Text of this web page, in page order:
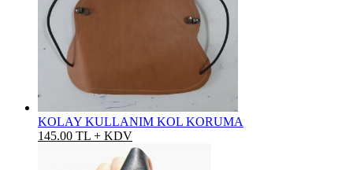
KOLAY KULLANIM KOL KORUMA
145.00 TL + KDV